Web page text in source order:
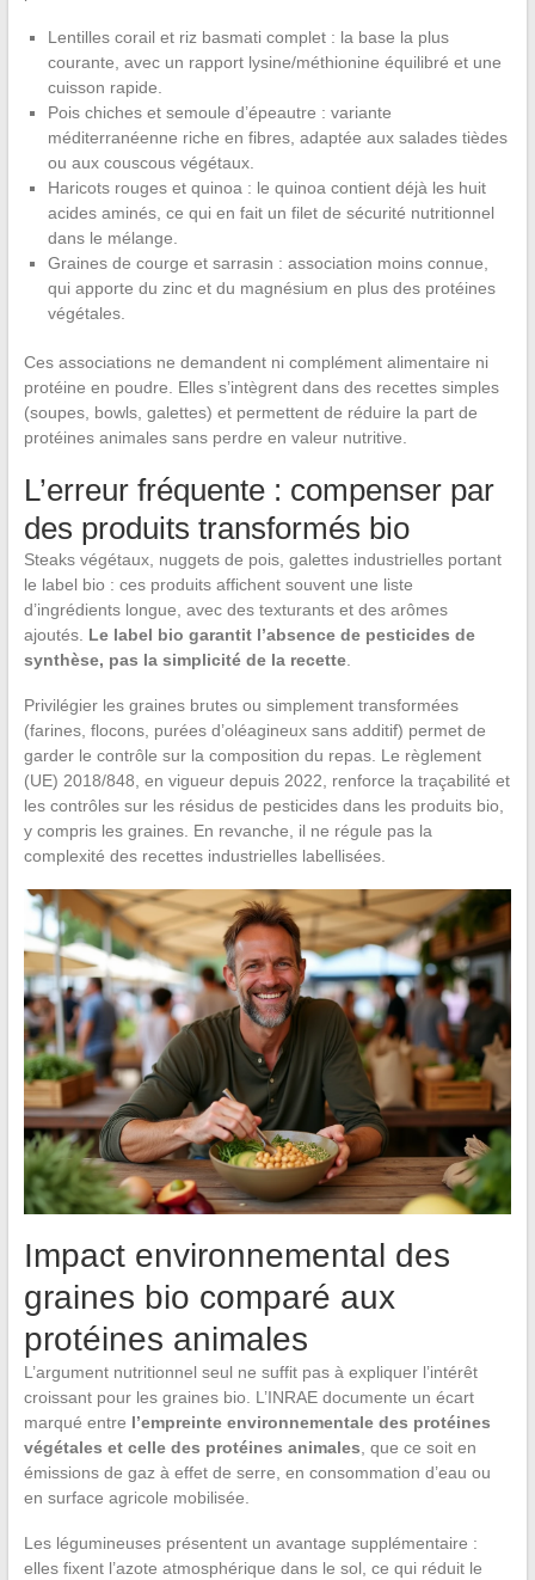
Lentilles corail et riz basmati complet : la base la plus
courante, avec un rapport lysine/méthionine équilibré et une
cuisson rapide.
Pois chiches et semoule d’épeautre : variante
méditerranéenne riche en fibres, adaptée aux salades tièdes
ou aux couscous végétaux.
Haricots rouges et quinoa : le quinoa contient déjà les huit
acides aminés, ce qui en fait un filet de sécurité nutritionnel
dans le mélange.
Graines de courge et sarrasin : association moins connue,
qui apporte du zinc et du magnésium en plus des protéines
végétales.
Ces associations ne demandent ni complément alimentaire ni
protéine en poudre. Elles s’intègrent dans des recettes simples
(soupes, bowls, galettes) et permettent de réduire la part de
protéines animales sans perdre en valeur nutritive.
L’erreur fréquente : compenser par
des produits transformés bio
Steaks végétaux, nuggets de pois, galettes industrielles portant
le label bio : ces produits affichent souvent une liste
d’ingrédients longue, avec des texturants et des arômes
ajoutés. Le label bio garantit l’absence de pesticides de
synthèse, pas la simplicité de la recette.
Privilégier les graines brutes ou simplement transformées
(farines, flocons, purées d’oléagineux sans additif) permet de
garder le contrôle sur la composition du repas. Le règlement
(UE) 2018/848, en vigueur depuis 2022, renforce la traçabilité et
les contrôles sur les résidus de pesticides dans les produits bio,
y compris les graines. En revanche, il ne régule pas la
complexité des recettes industrielles labellisées.
Impact environnemental des
graines bio comparé aux
protéines animales
L’argument nutritionnel seul ne suffit pas à expliquer l’intérêt
croissant pour les graines bio. L’INRAE documente un écart
marqué entre l’empreinte environnementale des protéines
végétales et celle des protéines animales, que ce soit en
émissions de gaz à effet de serre, en consommation d’eau ou
en surface agricole mobilisée.
Les légumineuses présentent un avantage supplémentaire :
elles fixent l’azote atmosphérique dans le sol, ce qui réduit le